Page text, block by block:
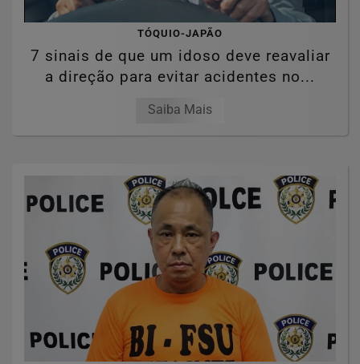
TÓQUIO-JAPÃO
7 sinais de que um idoso deve reavaliar
a direção para evitar acidentes no...
Saiba Mais